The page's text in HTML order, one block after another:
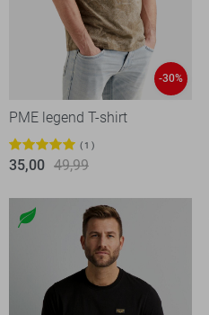
-30%
PME legend T-shirt
1
35,00 49,99